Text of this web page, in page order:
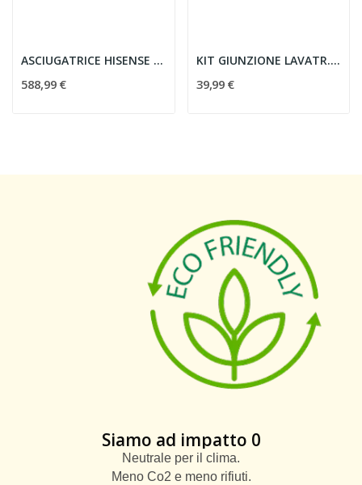
ASCIUGATRICE HISENSE 9KG CLASSE ENERG. A++
588,99 €
KIT GIUNZIONE LAVATR.-ASCIUG. METALLO SLIM 45 CM
39,99 €
Siamo ad impatto 0
Neutrale per il clima.
Meno Co2 e meno rifiuti.